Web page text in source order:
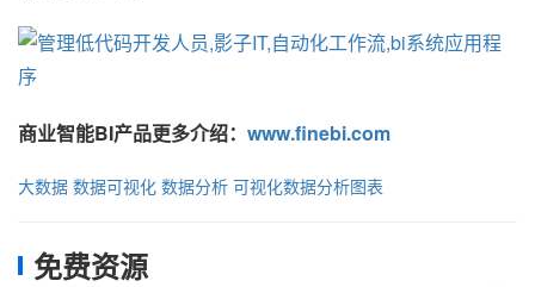
商业智能BI产品更多介绍： www.finebi.com
大数据 数据可视化 数据分析 可视化数据分析图表
免费资源